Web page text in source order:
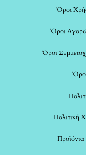
Όροι
Όροι
Όροι
Πολιτική